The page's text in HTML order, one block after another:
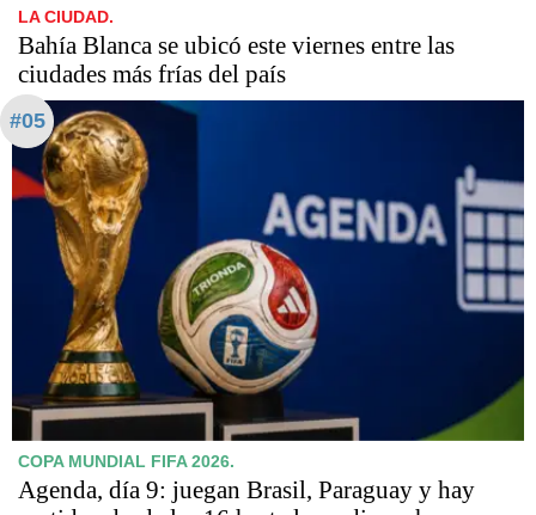
LA CIUDAD.
Bahía Blanca se ubicó este viernes entre las
ciudades más frías del país
#05
COPA MUNDIAL FIFA 2026.
Agenda, día 9: juegan Brasil, Paraguay y hay